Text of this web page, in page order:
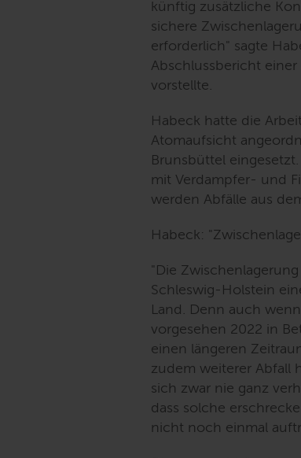
künftig zusätzliche
sichere
erforderlich" sagte
Abschlussbericht
vorstellte.
Habeck hatte die
Atomaufsicht
Brunsbüttel
mit Verdampfer- und
werden Abfälle aus
Habeck: "
" Die
Schleswig-Holstein
Land. Denn auch
vorgesehen 2022 in
einen längeren
zudem weiterer Abfall
sich zwar nie ganz
dass solche
nicht noch einmal